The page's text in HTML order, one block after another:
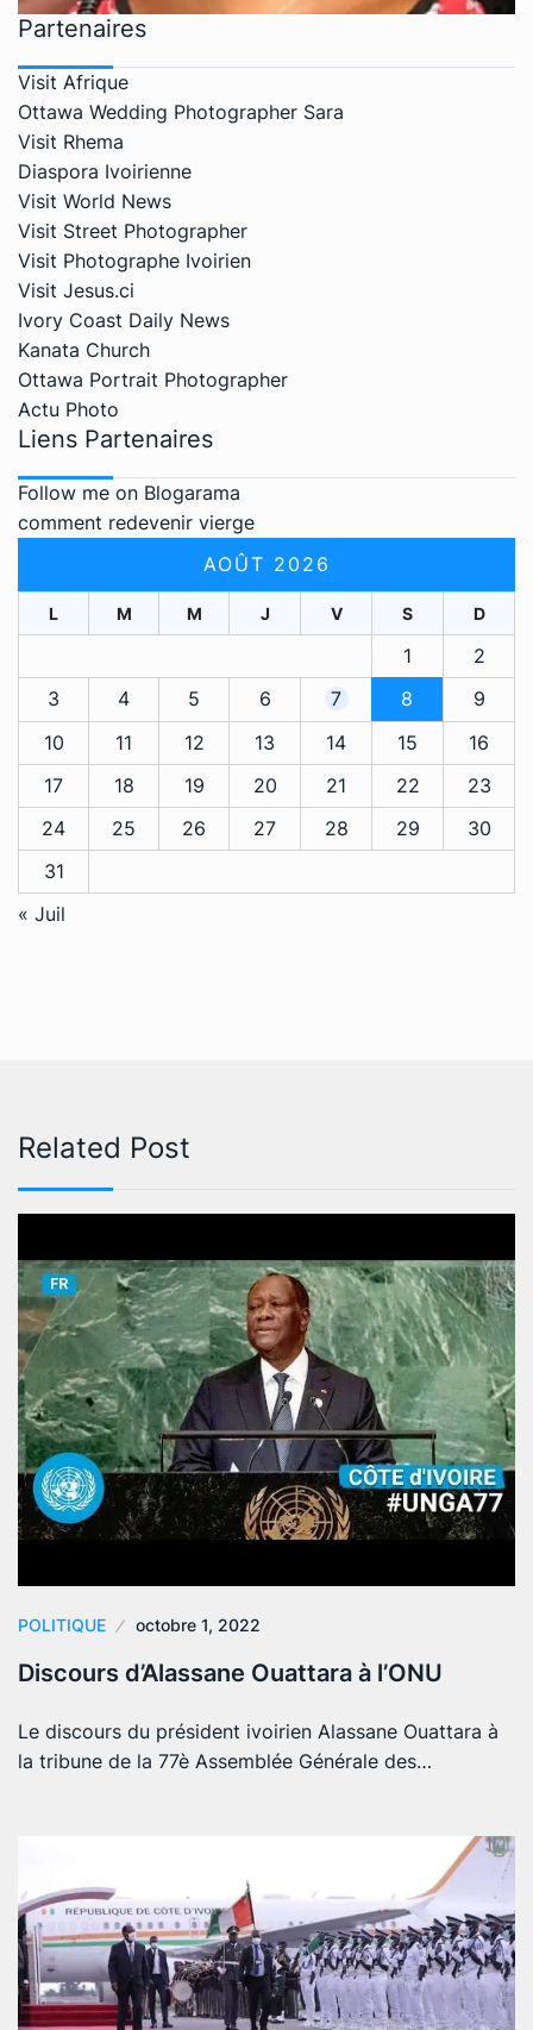
Partenaires
Visit Afrique
Ottawa Wedding Photographer Sara
Visit Rhema
Diaspora Ivoirienne
Visit World News
Visit Street Photographer
Visit Photographe Ivoirien
Visit Jesus.ci
Ivory Coast Daily News
Kanata Church
Ottawa Portrait Photographer
Actu Photo
Liens Partenaires
Follow me on Blogarama
comment redevenir vierge
AOÛT 2026
L M M J V S D
1
2
3
4 5 6 7 8
9
10
11 12 13 14 15
16
17
18 19 20 21 22
23
24
25 26 27 28 29
30
31
« Juil
Related Post
POLITIQUE octobre 1, 2022
Discours d’Alassane Ouattara à l’ONU
Le discours du président ivoirien Alassane Ouattara à
la tribune de la 77è Assemblée Générale des…